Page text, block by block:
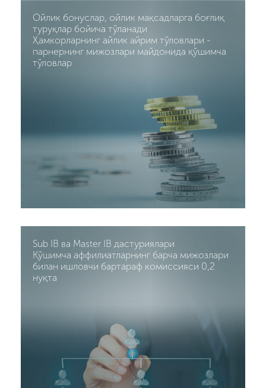
Ойлик бонуслар, ойлик мақсадларга боғлиқ
туруқлар бойича тўланади
Ҳамкорларнинг айлик айрим тўловлари -
парнернинг мижозлари майдонида қўшимча
тўловлар
Sub IB ва Master IB дастуриялари
Қўшимча аффилиатларнинг барча мижозлари
билан ишловчи бартараф комиссияси 0,2
нуқта